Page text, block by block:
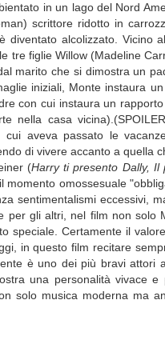
in un lago del Nord
scrittore ridotto in
alcolizzato. Vicino
tre figlie Willow (Madeline
marito che si dimostra un
iniziali, Monte instaura
con cui instaura un
nella casa
aveva passato le
di vivere accanto a quella
(Harry ti presento Dally, Il
omossesuale
sentimentalismi eccessivi,
gli altri, nel film non
speciale. Certamente il
in questo film recitare
è uno dei più bravi attori
una personalità vivace
solo musica moderna ma